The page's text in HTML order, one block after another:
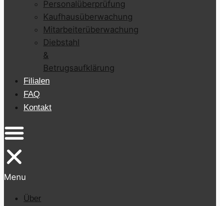
Personalüberprüfung
Kaufhausüberwachung
Mitarbeiterüberwachung
Diebstahl
&
Betrugsaufklärung
Filialen
FAQ
Kontakt
Menu
Über